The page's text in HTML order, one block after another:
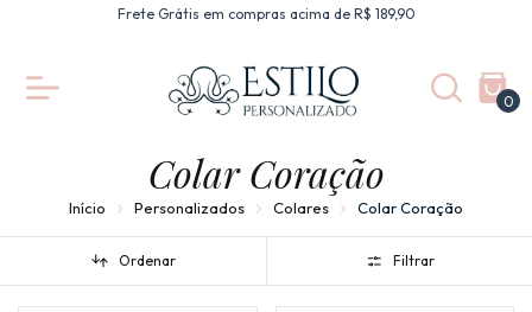
Frete Grátis em compras acima de R$ 189,90
0
Colar Coração
Início Personalizados Colares Colar Coração
Ordenar Filtrar